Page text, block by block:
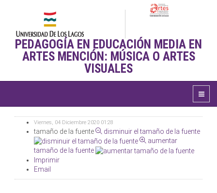
PEDAGOGÍA EN EDUCACIÓN MEDIA EN
ARTES MENCIÓN: MÚSICA O ARTES
VISUALES
Viernes, 04 Diciembre 2020 01:28
tamaño de la fuente
disminuir el tamaño de la fuente
aumentar
tamaño de la fuente
Imprimir
Email